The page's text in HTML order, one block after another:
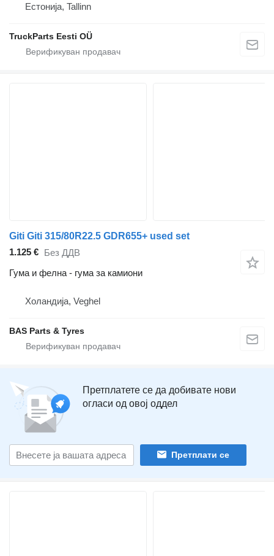
Естонија, Tallinn
TruckParts Eesti OÜ
Giti Giti 315/80R22.5 GDR655+ used set
1.125 € Без ДДВ
Гума и фелна - гума за камиони
Холандија, Veghel
BAS Parts & Tyres
Претплатете се да добивате нови
огласи од овој оддел
Претплати се